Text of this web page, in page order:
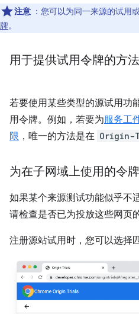
注意 ：您可以为同一来源的试用
牌。
用于提供试用令牌的方
若要使用某些类型的源试用功
用令牌。例如，若要为服务工
限 ，唯一的方法是在 Origin-
为在子网域上使用的令
如果某个来源测试功能似乎不
请检查是否已为投放这些网页
注册源站试用时，您可以选择